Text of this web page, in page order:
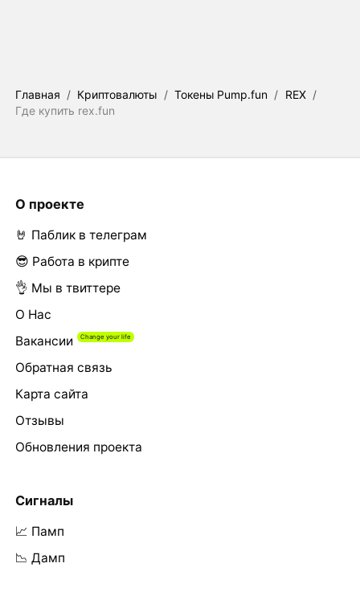
Главная / Криптовалюты / Токены Pump.fun / REX /
Где купить rex.fun
О проекте
🤘 Паблик в телеграм
😎 Работа в крипте
👌 Мы в твиттере
О Нас
Вакансии
Обратная связь
Карта сайта
Отзывы
Обновления проекта
Сигналы
📈 Памп
📉 Дамп